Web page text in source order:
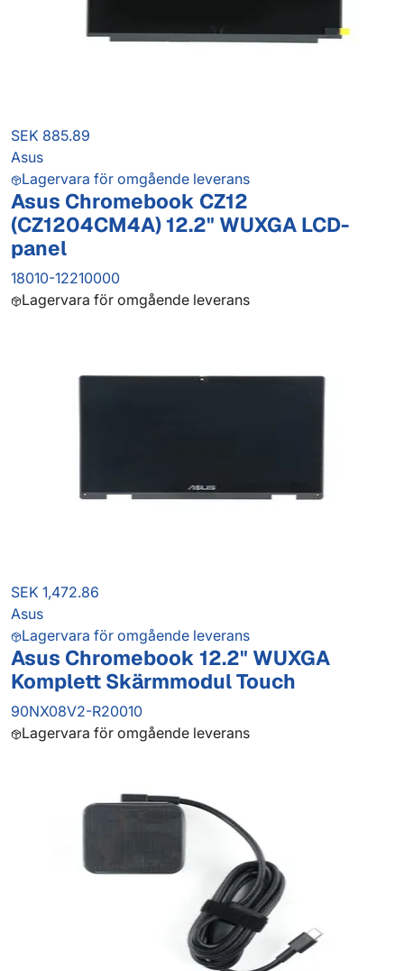
SEK 885.89
Asus
Lagervara för omgående leverans
Asus Chromebook CZ12
(CZ1204CM4A) 12.2" WUXGA LCD-
panel
18010-12210000
Lagervara för omgående leverans
SEK 1,472.86
Asus
Lagervara för omgående leverans
Asus Chromebook 12.2" WUXGA
Komplett Skärmmodul Touch
90NX08V2-R20010
Lagervara för omgående leverans